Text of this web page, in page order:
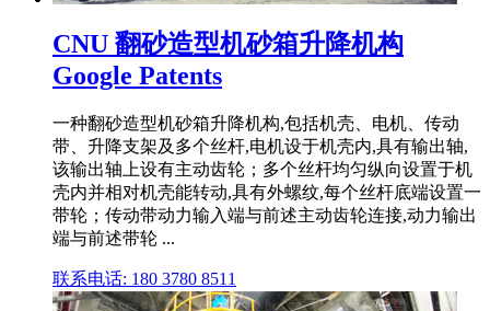
CNU 翻砂造型机砂箱升降机构
Google Patents
一种翻砂造型机砂箱升降机构,包括机壳、电机、传动
带、升降支架及多个丝杆,电机设于机壳内,具有输出轴,
该输出轴上设有主动齿轮；多个丝杆均匀纵向设置于机
壳内并相对机壳能转动,具有外螺纹,每个丝杆底端设置一
带轮；传动带动力输入端与前述主动齿轮连接,动力输出
端与前述带轮 ...
联系电话: 180 3780 8511